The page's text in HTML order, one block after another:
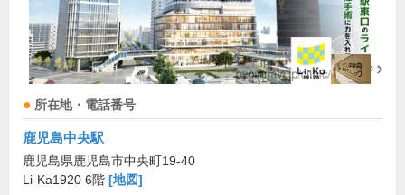
所在地・電話番号
鹿児島中央駅
鹿児島県鹿児島市中央町19-40
Li-Ka1920 6階 [地図]